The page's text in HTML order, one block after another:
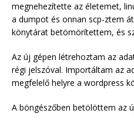
megnehezítette az életemet,
a dumpot és onnan scp-ztem
könytárat betömörítettem, és
Az új gépen létrehoztam az
régi jelszóval. Importáltam az
megfelelő helyre a wordpress
A böngészőben betölöttem az